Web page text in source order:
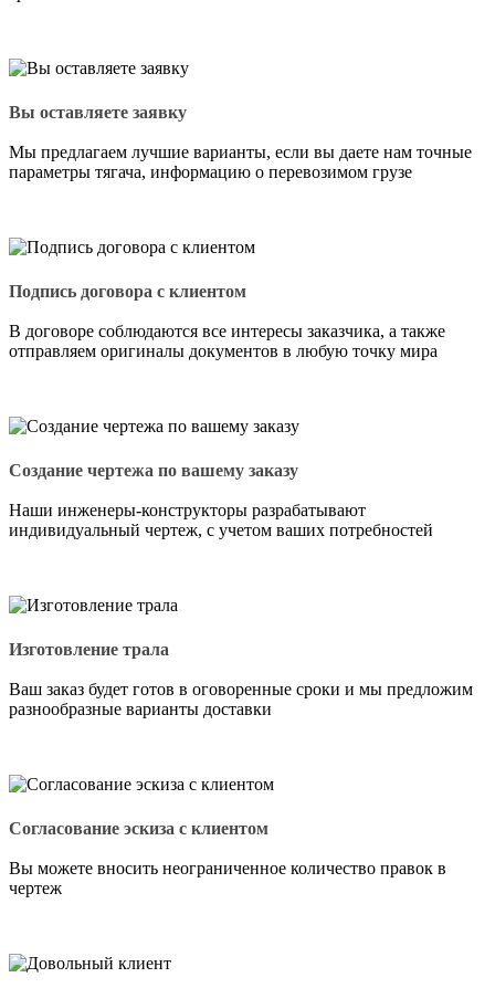
Вы оставляете заявку
Мы предлагаем лучшие варианты, если вы даете нам точные
параметры тягача, информацию о перевозимом грузе
Подпись договора с клиентом
В договоре соблюдаются все интересы заказчика, а также
отправляем оригиналы документов в любую точку мира
Создание чертежа по вашему заказу
Наши инженеры-конструкторы разрабатывают
индивидуальный чертеж, с учетом ваших потребностей
Изготовление трала
Ваш заказ будет готов в оговоренные сроки и мы предложим
разнообразные варианты доставки
Согласование эскиза с клиентом
Вы можете вносить неограниченное количество правок в
чертеж